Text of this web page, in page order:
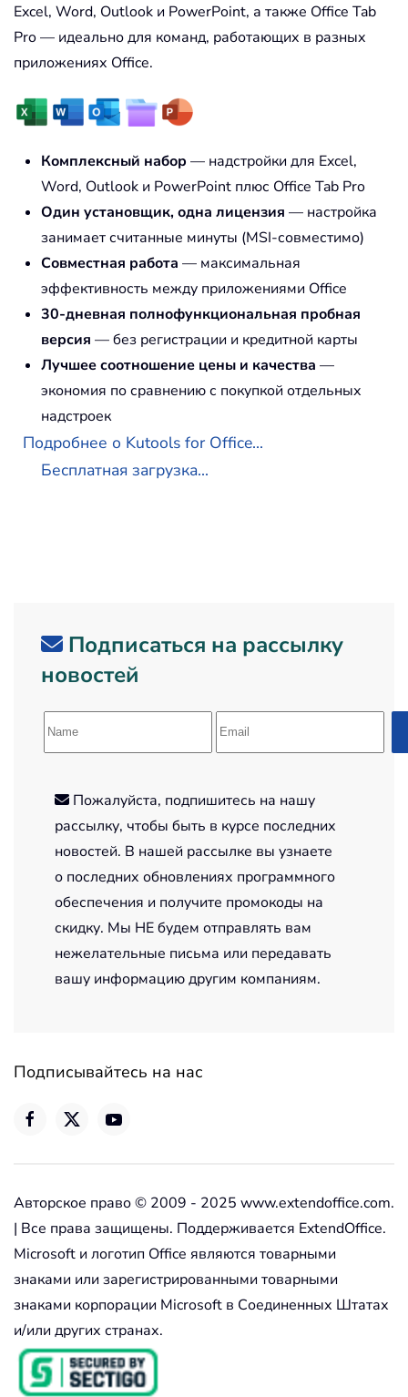
Excel, Word, Outlook и PowerPoint, а также Office Tab
Pro — идеально для команд, работающих в разных
приложениях Office.
Комплексный набор — надстройки для Excel,
Word, Outlook и PowerPoint плюс Office Tab Pro
Один установщик, одна лицензия — настройка
занимает считанные минуты (MSI-совместимо)
Совместная работа — максимальная
эффективность между приложениями Office
30-дневная полнофункциональная пробная
версия — без регистрации и кредитной карты
Лучшее соотношение цены и качества —
экономия по сравнению с покупкой отдельных
надстроек
Подробнее о Kutools for Office...
Бесплатная загрузка...
Подписаться на рассылку
новостей
Пожалуйста, подпишитесь на нашу
рассылку, чтобы быть в курсе последних
новостей. В нашей рассылке вы узнаете
о последних обновлениях программного
обеспечения и получите промокоды на
скидку. Мы НЕ будем отправлять вам
нежелательные письма или передавать
вашу информацию другим компаниям.
Подписывайтесь на нас
Авторское право © 2009 - 2025 www.extendoffice.com.
| Все права защищены. Поддерживается ExtendOffice.
Microsoft и логотип Office являются товарными
знаками или зарегистрированными товарными
знаками корпорации Microsoft в Соединенных Штатах
и/или других странах.